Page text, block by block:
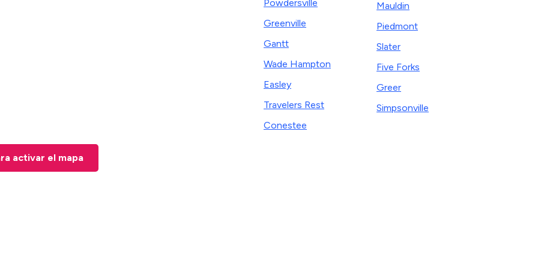
activar el mapa
Powdersville
Greenville
Gantt
Wade Hampton
Easley
Travelers Rest
Conestee
Mauldin
Piedmont
Slater
Five Forks
Greer
Simpsonville